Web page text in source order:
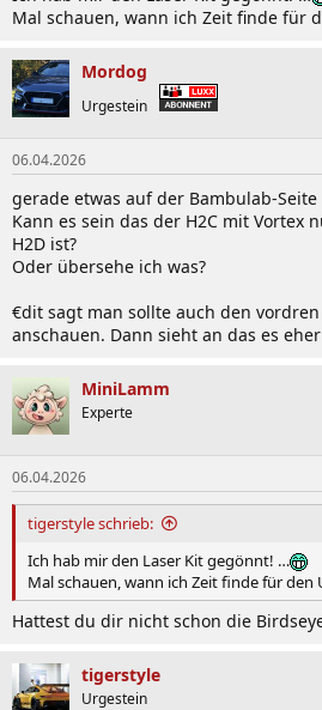
Mal schauen, wann ich Zeit finde für
Mordog
Urgestein
06.04.2026
gerade etwas auf der Bambulab-
Kann es sein das der H2C mit Vortex
H2D ist?
Oder übersehe ich was?
€dit sagt man sollte auch den vordren
anschauen. Dann sieht an das es eher
MiniLamm
Experte
06.04.2026
tigerstyle schrieb:
Ich hab mir den Laser Kit gegönnt! …
Mal schauen, wann ich Zeit finde für den
Hattest du dir nicht schon die
tigerstyle
Urgestein